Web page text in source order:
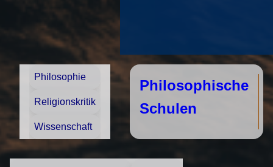
Philosophie
Religionskritik
Wissenschaft
Philosophische
Schulen